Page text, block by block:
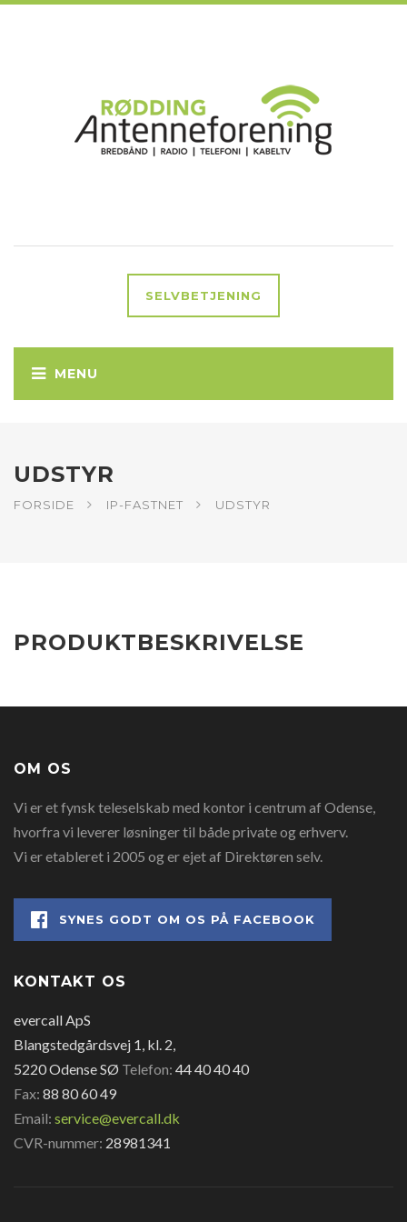
SELVBETJENING
UDSTYR
FORSIDE IP-FASTNET UDSTYR
PRODUKTBESKRIVELSE
OM OS
Vi er et fynsk teleselskab med kontor i centrum af Odense,
hvorfra vi leverer løsninger til både private og erhverv.
Vi er etableret i 2005 og er ejet af Direktøren selv.
SYNES GODT OM OS PÅ FACEBOOK
KONTAKT OS
evercall ApS
Blangstedgårdsvej 1, kl. 2,
5220 Odense SØ Telefon: 44 40 40 40
Fax: 88 80 60 49
Email: service@evercall.dk
CVR-nummer: 28981341